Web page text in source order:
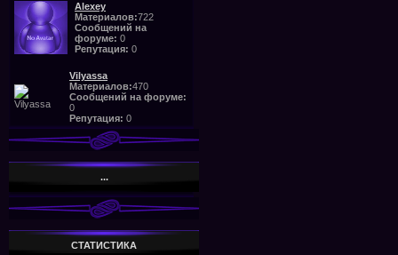
Alexey
Материалов:722
Сообщений на
форуме: 0
Репутация: 0
Vilyassa
Материалов:470
Сообщений на форуме:
0
Репутация: 0
...
СТАТИСТИКА